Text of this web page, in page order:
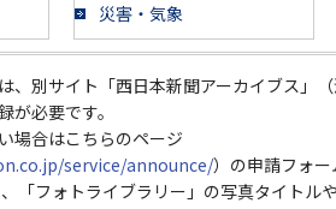
災害・気象
、別サイト「西日本新聞アーカイブス」
が必要です。
場合はこちらのページ
service/announce/）の申請フォ
「フォトライブラリー」の写真タイトル